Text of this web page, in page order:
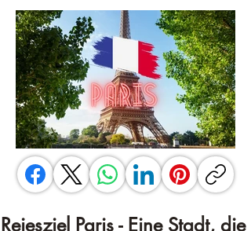
Reiesziel Paris - Eine Stadt, die